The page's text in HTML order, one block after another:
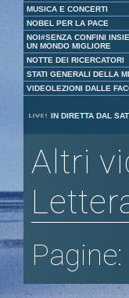
MUSICA E CONCERTI
NOBEL PER LA PACE
NOI#SENZA CONFINI
UN MONDO MIGLIORE
NOTTE DEI RICERCATORI
STATI GENERALI DELLA
VIDEOLEZIONI DALLE
IN DIRETTA DAL
Altri
Pagine: